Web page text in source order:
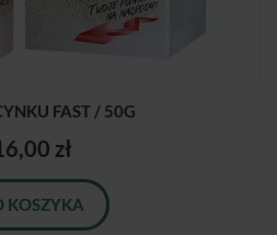
FAST / 50G
zł
KOSZYKA